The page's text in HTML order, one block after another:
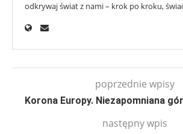
odkrywaj świat z nami – krok po kroku,
poprzednie wpisy
Korona Europy. Niezapomniana
następny wpis